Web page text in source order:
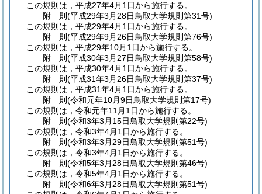
この規則は，平成27年4月1日から施行する。
附 則(平成29年3月28日鳥取大学規則第31号)
この規則は，平成29年4月1日から施行する。
附 則(平成29年9月26日鳥取大学規則第76号)
この規則は，平成29年10月1日から施行する。
附 則(平成30年3月27日鳥取大学規則第58号)
この規則は，平成30年4月1日から施行する。
附 則(平成31年3月26日鳥取大学規則第37号)
この規則は，平成31年4月1日から施行する。
附 則(令和元年10月9日鳥取大学規則第17号)
この規則は，令和元年11月1日から施行する。
附 則(令和3年3月15日鳥取大学規則第22号)
この規則は，令和3年4月1日から施行する。
附 則(令和3年3月29日鳥取大学規則第51号)
この規則は，令和3年4月1日から施行する。
附 則(令和5年3月28日鳥取大学規則第46号)
この規則は，令和5年4月1日から施行する。
附 則(令和6年3月28日鳥取大学規則第51号)